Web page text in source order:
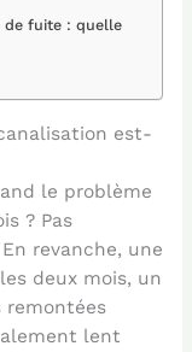
de fuite : quelle
est-
le problème
? Pas
revanche, une
deux mois, un
remontées
lent